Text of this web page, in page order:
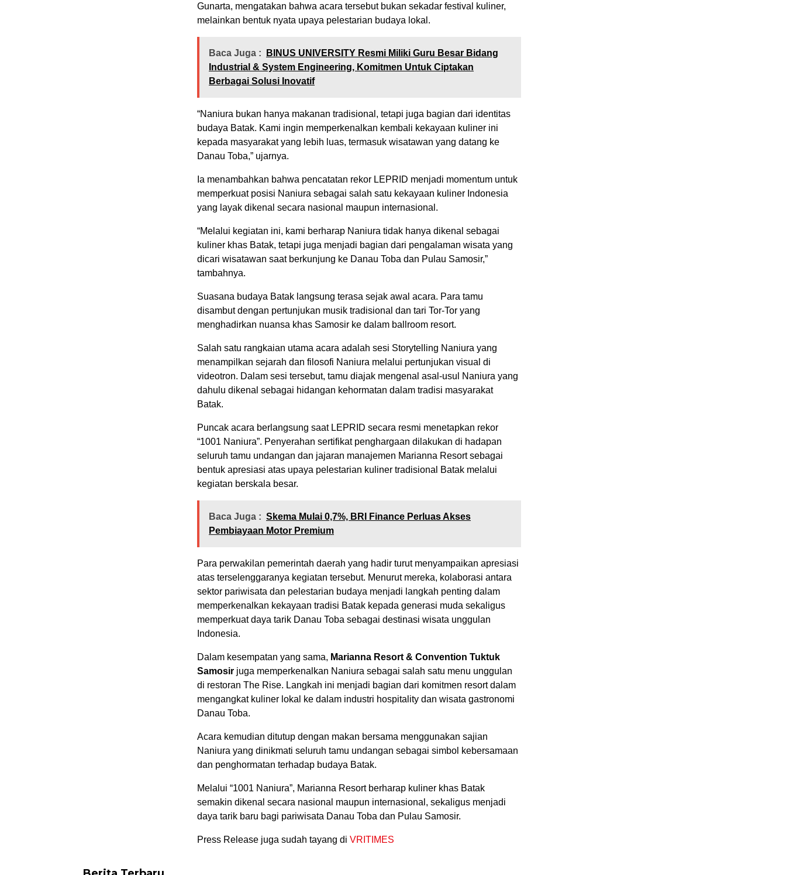
Gunarta, mengatakan bahwa acara tersebut bukan sekadar festival kuliner,
melainkan bentuk nyata upaya pelestarian budaya lokal.
Baca Juga :
BINUS UNIVERSITY Resmi Miliki Guru Besar Bidang
Industrial & System Engineering, Komitmen Untuk Ciptakan
Berbagai Solusi Inovatif
“Naniura bukan hanya makanan tradisional, tetapi juga bagian dari identitas
budaya Batak. Kami ingin memperkenalkan kembali kekayaan kuliner ini
kepada masyarakat yang lebih luas, termasuk wisatawan yang datang ke
Danau Toba,” ujarnya.
Ia menambahkan bahwa pencatatan rekor LEPRID menjadi momentum untuk
memperkuat posisi Naniura sebagai salah satu kekayaan kuliner Indonesia
yang layak dikenal secara nasional maupun internasional.
“Melalui kegiatan ini, kami berharap Naniura tidak hanya dikenal sebagai
kuliner khas Batak, tetapi juga menjadi bagian dari pengalaman wisata yang
dicari wisatawan saat berkunjung ke Danau Toba dan Pulau Samosir,”
tambahnya.
Suasana budaya Batak langsung terasa sejak awal acara. Para tamu
disambut dengan pertunjukan musik tradisional dan tari Tor-Tor yang
menghadirkan nuansa khas Samosir ke dalam ballroom resort.
Salah satu rangkaian utama acara adalah sesi Storytelling Naniura yang
menampilkan sejarah dan filosofi Naniura melalui pertunjukan visual di
videotron. Dalam sesi tersebut, tamu diajak mengenal asal-usul Naniura yang
dahulu dikenal sebagai hidangan kehormatan dalam tradisi masyarakat
Batak.
Puncak acara berlangsung saat LEPRID secara resmi menetapkan rekor
“1001 Naniura”. Penyerahan sertifikat penghargaan dilakukan di hadapan
seluruh tamu undangan dan jajaran manajemen Marianna Resort sebagai
bentuk apresiasi atas upaya pelestarian kuliner tradisional Batak melalui
kegiatan berskala besar.
Baca Juga : Skema Mulai 0,7%, BRI Finance Perluas Akses
Pembiayaan Motor Premium
Para perwakilan pemerintah daerah yang hadir turut menyampaikan apresiasi
atas terselenggaranya kegiatan tersebut. Menurut mereka, kolaborasi antara
sektor pariwisata dan pelestarian budaya menjadi langkah penting dalam
memperkenalkan kekayaan tradisi Batak kepada generasi muda sekaligus
memperkuat daya tarik Danau Toba sebagai destinasi wisata unggulan
Indonesia.
Dalam kesempatan yang sama, Marianna Resort & Convention Tuktuk
Samosir juga memperkenalkan Naniura sebagai salah satu menu unggulan
di restoran The Rise. Langkah ini menjadi bagian dari komitmen resort dalam
mengangkat kuliner lokal ke dalam industri hospitality dan wisata gastronomi
Danau Toba.
Acara kemudian ditutup dengan makan bersama menggunakan sajian
Naniura yang dinikmati seluruh tamu undangan sebagai simbol kebersamaan
dan penghormatan terhadap budaya Batak.
Melalui “1001 Naniura”, Marianna Resort berharap kuliner khas Batak
semakin dikenal secara nasional maupun internasional, sekaligus menjadi
daya tarik baru bagi pariwisata Danau Toba dan Pulau Samosir.
Press Release juga sudah tayang di VRITIMES